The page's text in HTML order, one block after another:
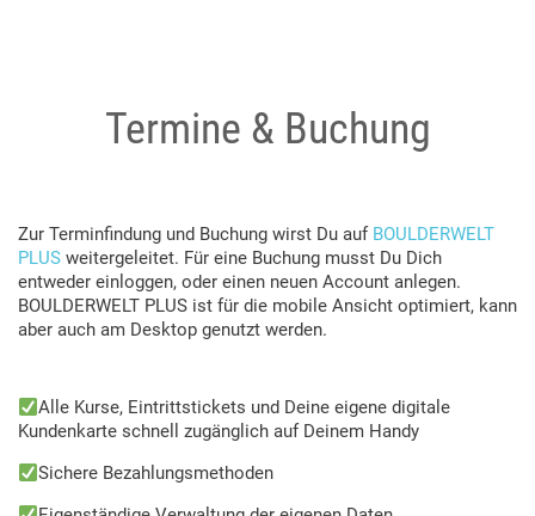
Termine & Buchung
Zur Terminfindung und Buchung wirst Du auf BOULDERWELT
PLUS weitergeleitet. Für eine Buchung musst Du Dich
entweder einloggen, oder einen neuen Account anlegen.
BOULDERWELT PLUS ist für die mobile Ansicht optimiert, kann
aber auch am Desktop genutzt werden.
Alle Kurse, Eintrittstickets und Deine eigene digitale
Kundenkarte schnell zugänglich auf Deinem Handy
Sichere Bezahlungsmethoden